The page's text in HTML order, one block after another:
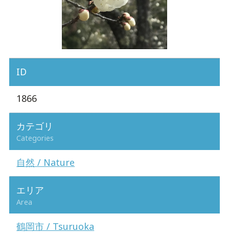
ID
1866
カテゴリ
Categories
自然 / Nature
エリア
Area
鶴岡市 / Tsuruoka